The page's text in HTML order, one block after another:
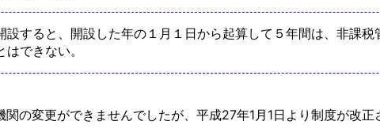
設すると、開設した年の１月１日から起算して５年間は、非課税
できない。
関の変更ができませんでしたが、平成27年1月1日より制度が改